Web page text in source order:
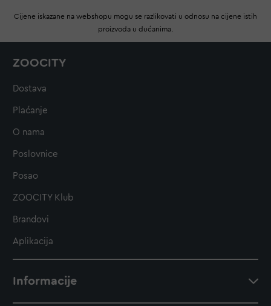
Cijene iskazane na webshopu mogu se razlikovati u odnosu na cijene istih
proizvoda u dućanima.
ZOOCITY
Dostava
Plaćanje
O nama
Poslovnice
Posao
ZOOCITY Klub
Brandovi
Aplikacija
Informacije